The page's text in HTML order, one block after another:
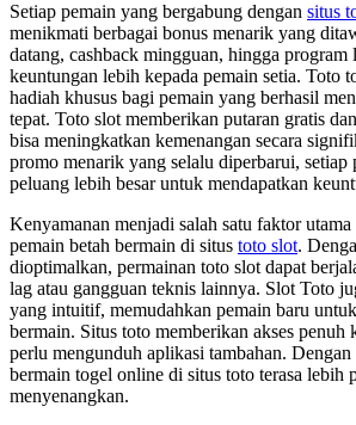
Setiap pemain yang bergabung dengan situs
menikmati berbagai bonus menarik yang
datang, cashback mingguan, hingga program
keuntungan lebih kepada pemain setia. Toto
hadiah khusus bagi pemain yang berhasil
tepat. Toto slot memberikan putaran gratis
bisa meningkatkan kemenangan secara
promo menarik yang selalu diperbarui, setiap
peluang lebih besar untuk mendapatkan
Kenyamanan menjadi salah satu faktor
pemain betah bermain di situs toto slot.
dioptimalkan, permainan toto slot dapat
lag atau gangguan teknis lainnya. Slot Toto
yang intuitif, memudahkan pemain baru
bermain. Situs toto memberikan akses penuh
perlu mengunduh aplikasi tambahan.
bermain togel online di situs toto terasa lebih
menyenangkan.